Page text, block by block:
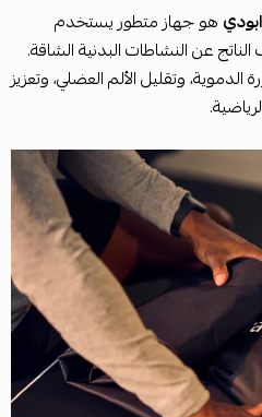
هو جهاز متطور يستخدم
عن النشاطات البدنية الشاقة.
وتقليل الألم العضلي، وتعزيز